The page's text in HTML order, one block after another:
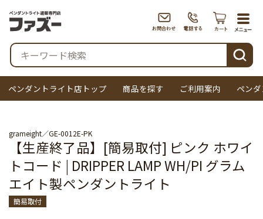
検索
ペンダントライト店トップ 商品を探す ご利用案内 ペン
grameight GE-0012E-PK
【生産終了品】[簡易取付] ピンク ホワイ
トコード | DRIPPER LAMP WH/PI グラム
エイト製ペンダントライト
簡易取付